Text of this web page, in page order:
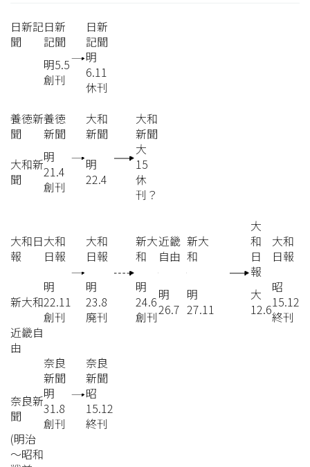
日新記
聞
日新
記聞
日新
記聞
明5.5
創刊
明
6.11
休刊
養徳新
聞
養徳
新聞
大和
新聞
大和
新聞
大和新
聞
明
21.4
創刊
明
22.4
大
15
休
刊？
大和日
報
大和
日報
大和
日報
新大
和
近畿
自由
新大
和
大
和
日
報
大和
日報
新大和
明
22.11
創刊
明
23.8
廃刊
明
24.6
創刊
明
26.7
明
27.11
大
12.6
昭
15.12
終刊
近畿自
由
奈良
新聞
奈良
新聞
奈良新
聞
明
31.8
創刊
昭
15.12
終刊
(明治
～昭和